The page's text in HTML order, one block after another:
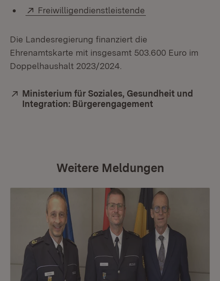
Extern:
Freiwilligendienstleistende
Die Landesregierung finanziert die
Ehrenamtskarte mit insgesamt 503.600 Euro im
Doppelhaushalt 2023/2024.
Extern:
Ministerium für Soziales, Gesundheit und
Integration: Bürgerengagement
Weitere Meldungen